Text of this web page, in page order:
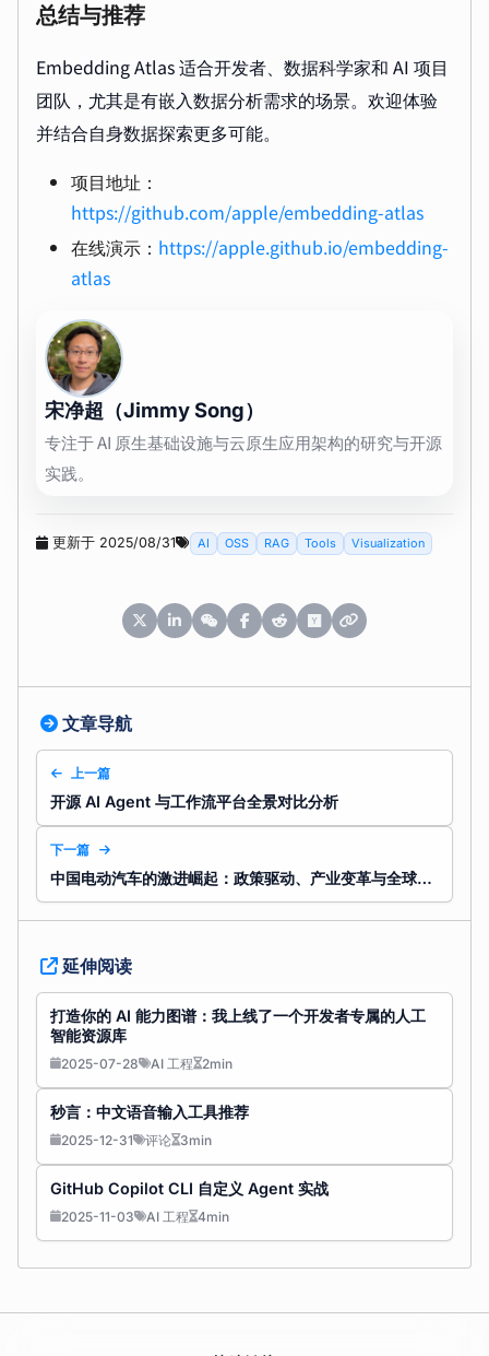
总结与推荐
Embedding Atlas 适合开发者、数据科学家和 AI 项目
团队，尤其是有嵌入数据分析需求的场景。欢迎体验
并结合自身数据探索更多可能。
项目地址：
https://github.com/apple/embedding-atlas
在线演示： https://apple.github.io/embedding-
atlas
宋净超（Jimmy Song）
专注于 AI 原生基础设施与云原生应用架构的研究与开源
实践。
更新于 2025/08/31 AI OSS RAG Tools Visualization
文章导航
上一篇
开源 AI Agent 与工作流平台全景对比分析
下一篇
中国电动汽车的激进崛起：政策驱动、产业变革与全球竞争
延伸阅读
打造你的 AI 能力图谱：我上线了一个开发者专属的人工
智能资源库
2025-07-28 AI 工程 2min
秒言：中文语音输入工具推荐
2025-12-31 评论 3min
GitHub Copilot CLI 自定义 Agent 实战
2025-11-03 AI 工程 4min